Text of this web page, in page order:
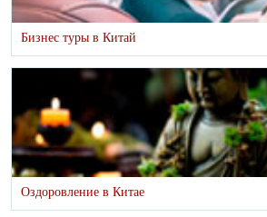
Бизнес туры в Китай
Оздоровление в Китае